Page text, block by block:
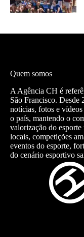
Quem somos
A Agência CH é
São Francisco.
notícias, fotos e
o país, mantendo o
valorização do esporte
locais, competições
eventos do esporte,
do cenário esportivo